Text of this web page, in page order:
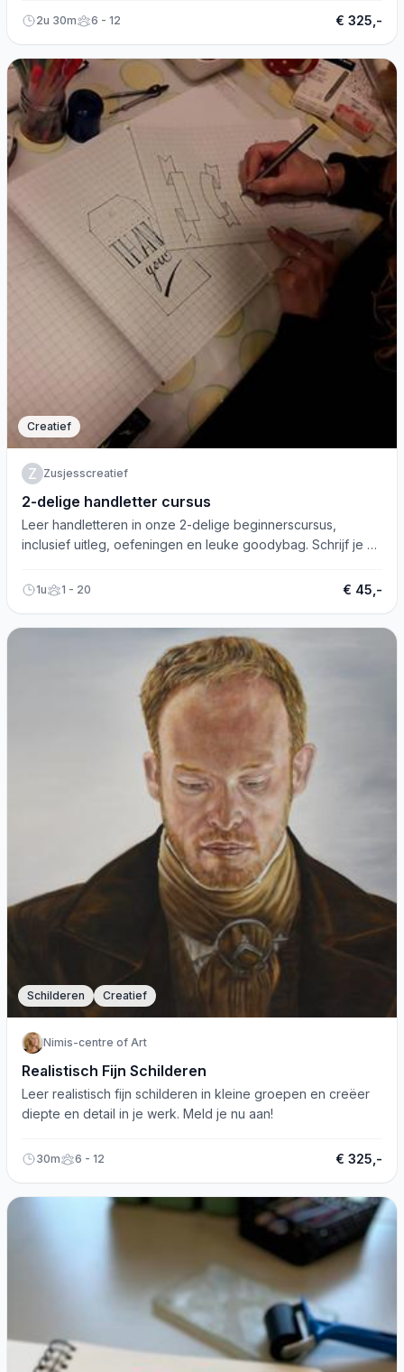
2u 30m 6 - 12 € 325,-
Creatief
Z Zusjesscreatief
2-delige handletter cursus
Leer handletteren in onze 2-delige beginnerscursus,
inclusief uitleg, oefeningen en leuke goodybag. Schrijf je nu
1u 1 - 20 € 45,-
Schilderen Creatief
Nimis-centre of Art
Realistisch Fijn Schilderen
Leer realistisch fijn schilderen in kleine groepen en creëer
diepte en detail in je werk. Meld je nu aan!
30m 6 - 12 € 325,-